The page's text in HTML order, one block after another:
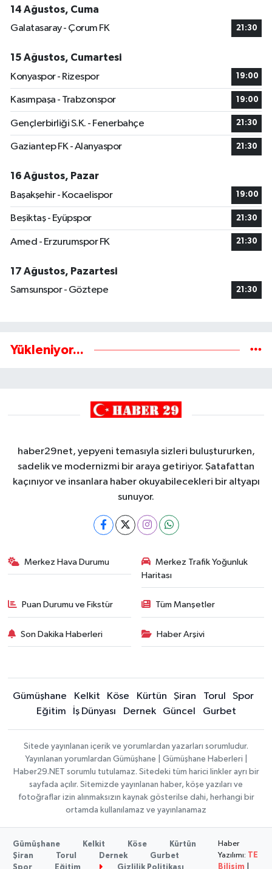
14 Ağustos, Cuma
Galatasaray - Çorum FK
21:30
15 Ağustos, Cumartesi
Konyaspor - Rizespor
19:00
Kasımpaşa - Trabzonspor 19:00
Gençlerbirliği S.K. - Fenerbahçe 21:30
Gaziantep FK - Alanyaspor 21:30
16 Ağustos, Pazar
Başakşehir - Kocaelispor
19:00
Beşiktaş - Eyüpspor 21:30
Amed - Erzurumspor FK 21:30
17 Ağustos, Pazartesi
Samsunspor - Göztepe
21:30
Yükleniyor...
haber29net, yepyeni temasıyla sizleri buluştururken,
sadelik ve modernizmi bir araya getiriyor. Şatafattan
kaçınıyor ve insanlara haber okuyabilecekleri bir altyapı
sunuyor.
Merkez Hava Durumu
Merkez Trafik Yoğunluk
Haritası
Puan Durumu ve Fikstür Tüm Manşetler
Son Dakika Haberleri Haber Arşivi
Gümüşhane Kelkit Köse Kürtün Şiran Torul
Spor
Eğitim
İş Dünyası Dernek Güncel Gurbet
Sitede yayınlanan içerik ve yorumlardan yazarları sorumludur.
Yayınlanan yorumlardan Gümüşhane | Gümüşhane Haberleri |
Haber29.NET sorumlu tutulamaz. Sitedeki tüm harici linkler ayrı bir
sayfada açılır. Sitemizde yayınlanan haber, köşe yazıları ve
fotoğraflar izin alınmaksızın kaynak gösterilse dahi, herhangi bir
ortamda kullanılamaz ve yayınlanamaz
Gümüşhane Kelkit Köse
Kürtün
Şiran
Torul Dernek
Gurbet
Haber
Yazılımı: TE
Bilişim